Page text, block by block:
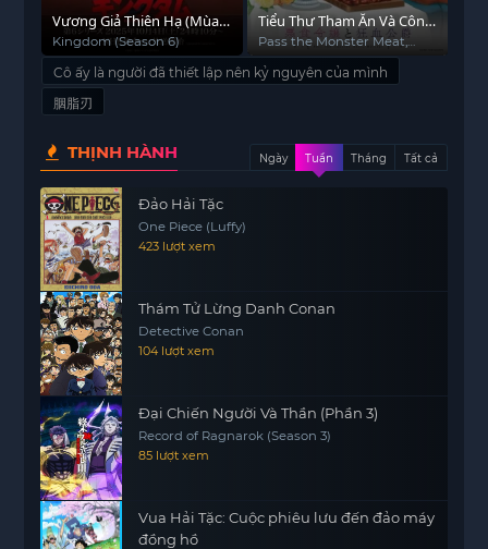
Bộ phim nổi bật nhờ xây dựng hình tượng nữ
chính độc lập, thông minh và quyết đoán. Các yếu
tố nhưanime nữ cường,anime giả tưởng,anime
hành động
cảnh thế giới rộng lớn, nhiều phe phái đối đầu
cùng những âm mưu chồng chéo khiến mạch
truyện luôn duy trì được sức hút.
Không chỉ đơn thuần là hành trình chinh phục
quyền lực, Cô ấy là người đã thiết lập nên kỷ
nguyên của mình còn truyền tải thông điệp về sự
tự tin, khát vọng tự do và tinh thần dám phá vỡ
giới hạn. Nhân vật chính không chờ đợi thời cơ,
mà tự mình tạo ra thời đại mới – một kỷ nguyên
mang dấu ấn của riêng cô.
Khán giả yêu thích những câu chuyện về nhân
vật nữ bản lĩnh chắc chắn sẽ bị cuốn hút. Theo
dõi ngay tại
nhiều bộ
anime mới nhấthấp dẫn tại xem anime
onlineđể không bỏ lỡ những siêu phẩm đặc sắc.
Vương Giả Thiên Hạ (Mùa
6)
Kingdom (Season 6)
Tiểu Thư Tham Ăn Và Công
Tước Ma Cà Rồng
Pass the Monster Meat,
Milady!
Cô ấy là người đã thiết lập nên kỷ nguyên của mình
胭脂刃
THỊNH HÀNH Ngày Tuần Tháng Tất cả
Đảo Hải Tặc
One Piece (Luffy)
423 lượt xem
Thám Tử Lừng Danh Conan
Detective Conan
104 lượt xem
Đại Chiến Người Và Thần (Phần 3)
Record of Ragnarok (Season 3)
85 lượt xem
Vua Hải Tặc: Cuộc phiêu lưu đến đảo máy
đồng hồ